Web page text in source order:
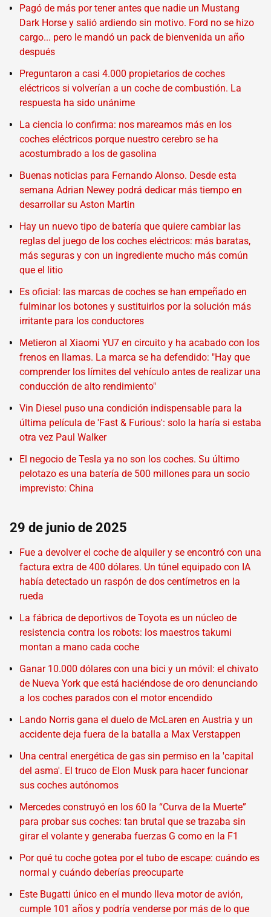
Pagó de más por tener antes que nadie un Mustang
Dark Horse y salió ardiendo sin motivo. Ford no se hizo
cargo... pero le mandó un pack de bienvenida un año
después
Preguntaron a casi 4.000 propietarios de coches
eléctricos si volverían a un coche de combustión. La
respuesta ha sido unánime
La ciencia lo confirma: nos mareamos más en los
coches eléctricos porque nuestro cerebro se ha
acostumbrado a los de gasolina
Buenas noticias para Fernando Alonso. Desde esta
semana Adrian Newey podrá dedicar más tiempo en
desarrollar su Aston Martin
Hay un nuevo tipo de batería que quiere cambiar las
reglas del juego de los coches eléctricos: más baratas,
más seguras y con un ingrediente mucho más común
que el litio
Es oficial: las marcas de coches se han empeñado en
fulminar los botones y sustituirlos por la solución más
irritante para los conductores
Metieron al Xiaomi YU7 en circuito y ha acabado con los
frenos en llamas. La marca se ha defendido: "Hay que
comprender los límites del vehículo antes de realizar una
conducción de alto rendimiento"
Vin Diesel puso una condición indispensable para la
última película de 'Fast & Furious': solo la haría si estaba
otra vez Paul Walker
El negocio de Tesla ya no son los coches. Su último
pelotazo es una batería de 500 millones para un socio
imprevisto: China
29 de junio de 2025
Fue a devolver el coche de alquiler y se encontró con una
factura extra de 400 dólares. Un túnel equipado con IA
había detectado un raspón de dos centímetros en la
rueda
La fábrica de deportivos de Toyota es un núcleo de
resistencia contra los robots: los maestros takumi
montan a mano cada coche
Ganar 10.000 dólares con una bici y un móvil: el chivato
de Nueva York que está haciéndose de oro denunciando
a los coches parados con el motor encendido
Lando Norris gana el duelo de McLaren en Austria y un
accidente deja fuera de la batalla a Max Verstappen
Una central energética de gas sin permiso en la 'capital
del asma'. El truco de Elon Musk para hacer funcionar
sus coches autónomos
Mercedes construyó en los 60 la “Curva de la Muerte”
para probar sus coches: tan brutal que se trazaba sin
girar el volante y generaba fuerzas G como en la F1
Por qué tu coche gotea por el tubo de escape: cuándo es
normal y cuándo deberías preocuparte
Este Bugatti único en el mundo lleva motor de avión,
cumple 101 años y podría venderse por más de lo que